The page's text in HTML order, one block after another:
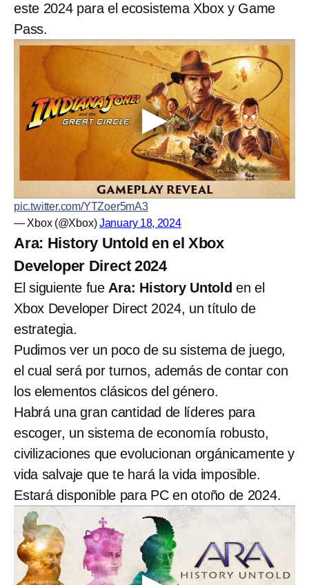
este 2024 para el ecosistema Xbox y Game
Pass.
pic.twitter.com/YTZoer5mA3
— Xbox (@Xbox)January 18, 2024
Ara: History Untold en el Xbox
Developer Direct 2024
El siguiente fue Ara: History Untold en el
Xbox Developer Direct 2024, un título de
estrategia.
Pudimos ver un poco de su sistema de juego,
el cual será por turnos, además de contar con
los elementos clásicos del género.
Habrá una gran cantidad de líderes para
escoger, un sistema de economía robusto,
civilizaciones que evolucionan orgánicamente y
vida salvaje que te hará la vida imposible.
Estará disponible para PC en otoño de 2024.